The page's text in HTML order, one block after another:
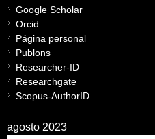
Google Scholar
Orcid
Página personal
Publons
Researcher-ID
Researchgate
Scopus-AuthorID
agosto 2023